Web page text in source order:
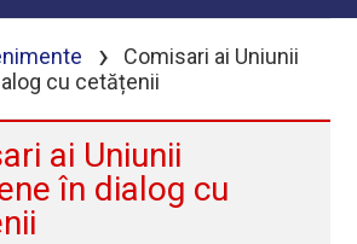
›
Comisari ai Uniunii
cu cetățenii
ai Uniunii
în dialog cu